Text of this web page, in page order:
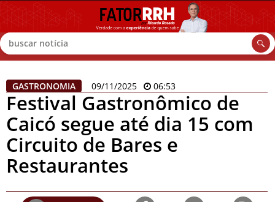
Buscar
GASTRONOMIA 09/11/2025 06:53
Festival Gastronômico de
Caicó segue até dia 15 com
Circuito de Bares e
Restaurantes